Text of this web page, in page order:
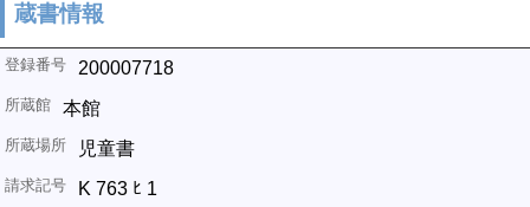
蔵書情報
200007718
本館
児童書
K 763 ﾋ 1